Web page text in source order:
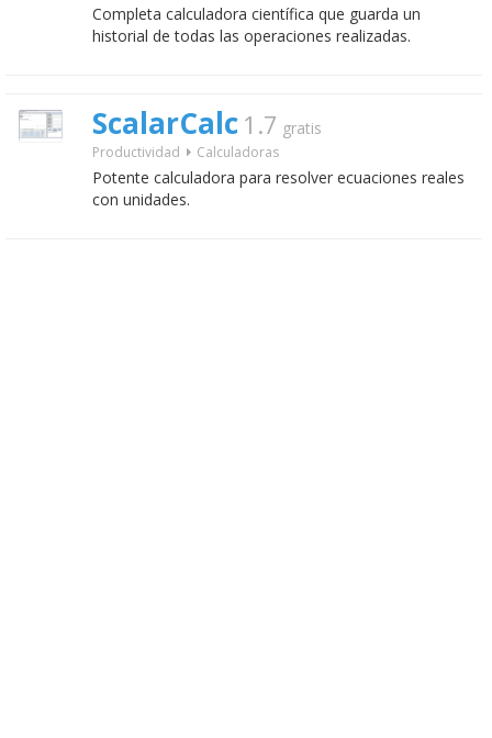
Completa calculadora científica que guarda un
historial de todas las operaciones realizadas.
ScalarCalc 1.7 gratis
Productividad Calculadoras
Potente calculadora para resolver ecuaciones reales
con unidades.